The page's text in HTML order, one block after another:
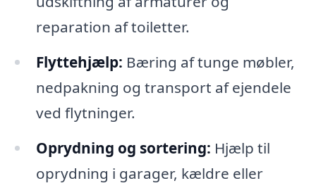
reparation af toiletter.
Flyttehjælp: Bæring af tunge møbler,
nedpakning og transport af ejendele
ved flytninger.
Oprydning og sortering: Hjælp til
oprydning i garager, kældre eller